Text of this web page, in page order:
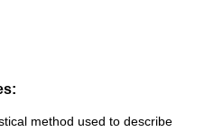
method used to describe